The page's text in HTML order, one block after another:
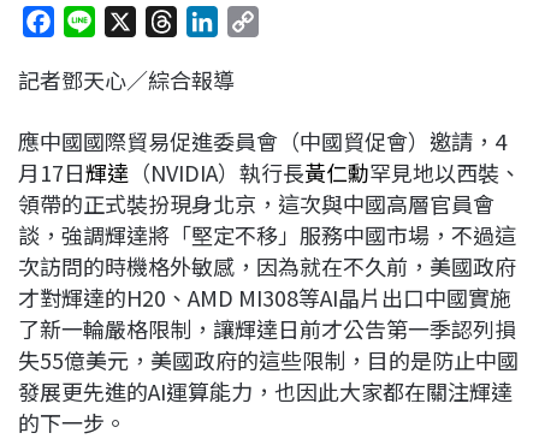
c
b
o
o
k
n
r
a
d
s
n
e
d
I
n
L
i
n
k
記者鄧天心／綜合報導
應中國國際貿易促進委員會（中國貿促會）邀請，4
月17日輝達 （NVIDIA）執行長黃仁勳罕見地以西裝、
領帶的正式裝扮現身北京，這次與中國高層官員會
談，強調輝達將「堅定不移」服務中國市場，不過這
次訪問的時機格外敏感，因為就在不久前，美國政府
才對輝達的H20、AMD MI308等AI晶片出口中國實施
了新一輪嚴格限制，讓輝達日前才公告第一季認列損
失55億美元，美國政府的這些限制，目的是防止中國
發展更先進的AI運算能力，也因此大家都在關注輝達
的下一步。